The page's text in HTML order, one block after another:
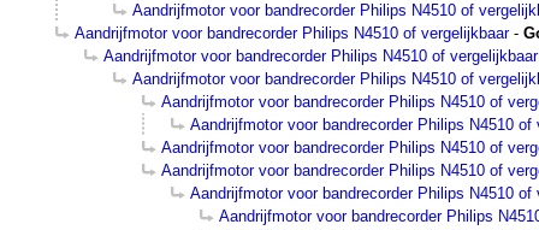
Aandrijfmotor voor bandrecorder Philips N4510 of
Aandrijfmotor voor bandrecorder Philips N4510 of vergelijkbaar-
Aandrijfmotor voor bandrecorder Philips N4510 of vergelijkbaar
Aandrijfmotor voor bandrecorder Philips N4510 of
Aandrijfmotor voor bandrecorder Philips N4510 of
Aandrijfmotor voor bandrecorder Philips N4510 of
Aandrijfmotor voor bandrecorder Philips N4510 of
Aandrijfmotor voor bandrecorder Philips N4510 of
Aandrijfmotor voor bandrecorder Philips N4510 of
Aandrijfmotor voor bandrecorder Philips